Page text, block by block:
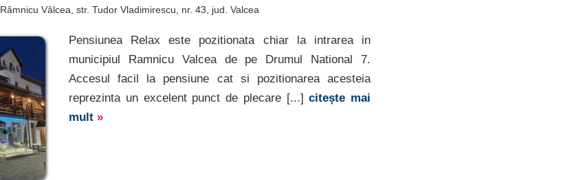
Râmnicu Vâlcea , str. Tudor Vladimirescu, nr. 43 , jud. Valcea
Pensiunea Relax este pozitionata chiar la intrarea in
municipiul Ramnicu Valcea de pe Drumul National 7.
Accesul facil la pensiune cat si pozitionarea acesteia
reprezinta un excelent punct de plecare [...]citește mai
mult »